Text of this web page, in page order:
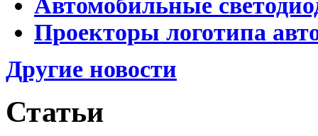
Проекторы логотипа
Другие новости
Статьи